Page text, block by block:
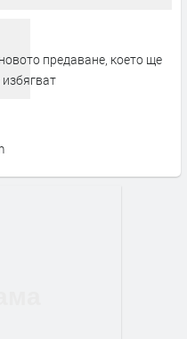
предаване, което ще